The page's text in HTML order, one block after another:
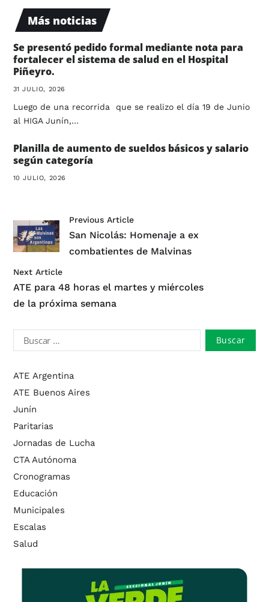
Más noticias
Se presentó pedido formal mediante nota para
fortalecer el sistema de salud en el Hospital
Piñeyro.
31 JULIO, 2026
Luego de una recorrida que se realizo el día 19 de Junio
al HIGA Junín,…
Planilla de aumento de sueldos básicos y salario
según categoría
10 JULIO, 2026
Previous Article
San Nicolás: Homenaje a ex
combatientes de Malvinas
Next Article
ATE para 48 horas el martes y miércoles
de la próxima semana
ATE Argentina
ATE Buenos Aires
Junín
Paritarias
Jornadas de Lucha
CTA Autónoma
Cronogramas
Educación
Municipales
Escalas
Salud